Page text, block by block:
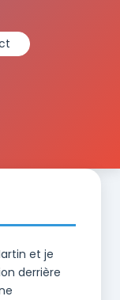
et je
derrière